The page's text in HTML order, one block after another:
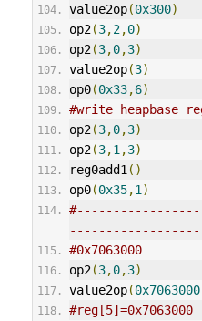
value2op(0x300)
op2(3,2,0)
op2(3,0,3)
value2op(3)
op0(0x33,6)
#write heapbase
op2(3,0,3)
op2(3,1 ,3)
reg0add1 ()
op0(0x35,1 )
#0x7063000
op2(3,0,3)
value2op(0x7063000
#reg[5]=0x7063000